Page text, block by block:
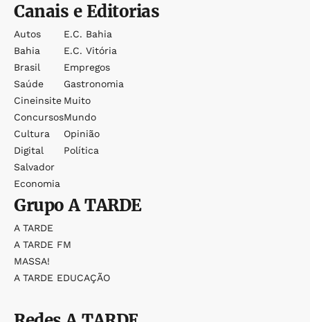
Canais e Editorias
Autos
Bahia
Brasil
Saúde
Cineinsite
Concursos
Cultura
Digital
Salvador
Economia
E.c. Bahia
E.c. Vitória
Empregos
Gastronomia
Muito
Mundo
Opinião
Política
GrupoA TARDE
A TARDE
A TARDE FM
MASSA!
A TARDE EDUCAÇÃO